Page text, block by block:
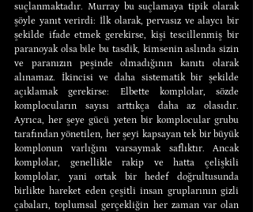
suçlanmaktadır. Murray bu suçlamaya tipik olarak
şöyle yanıt verirdi: İlk olarak, pervasız ve alaycı bir
şekilde ifade etmek gerekirse, kişi tescillenmiş bir
paranoyak olsa bile bu tasdik, kimsenin aslında sizin
ve paranızın peşinde olmadığının kanıtı olarak
alınamaz. İkincisi ve daha sistematik bir şekilde
açıklamak gerekirse: Elbette komplolar, sözde
komplocuların sayısı arttıkça daha az olasıdır.
Ayrıca, her şeye gücü yeten bir komplocular grubu
tarafından yönetilen, her şeyi kapsayan tek bir büyük
komplonun varlığını varsaymak saflıktır. Ancak
komplolar, genellikle rakip ve hatta çelişkili
komplolar, yani ortak bir hedef doğrultusunda
birlikte hareket eden çeşitli insan gruplarının gizli
çabaları, toplumsal gerçekliğin her zaman var olan